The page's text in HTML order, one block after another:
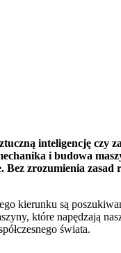
inteligencję czy
i budowa
zrozumienia
kierunku są
które napędzają
świata.